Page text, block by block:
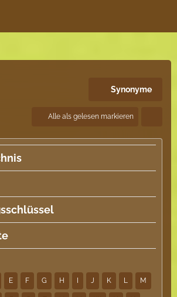
Synonyme
Alle als gelesen markieren
E F G H J K L M